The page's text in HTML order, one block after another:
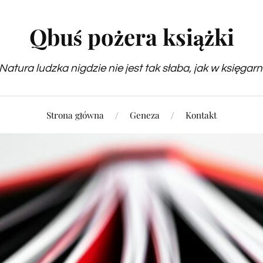
Qbuś pożera książki
ludzka nigdzie nie jest tak słaba, jak w
Strona główna Geneza Kontakt